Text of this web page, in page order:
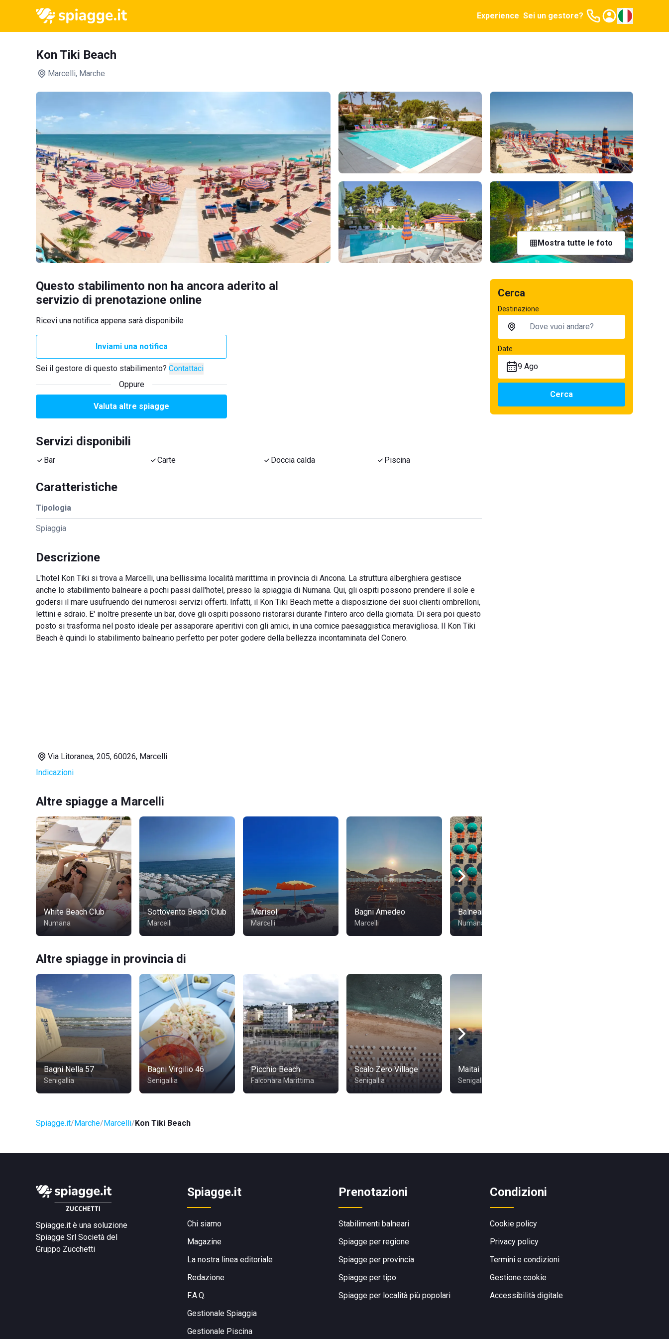
Experience Sei un gestore?
Kon Tiki Beach
Marcelli, Marche
Mostra tutte le foto
Questo stabilimento non ha ancora aderito al
servizio di prenotazione online
Ricevi una notifica appena sarà disponibile
Inviami una notifica
Sei il gestore di questo stabilimento? Contattaci
Oppure
Valuta altre spiagge
Servizi disponibili
Bar Carte Doccia calda Piscina
Caratteristiche
Tipologia
Spiaggia
Descrizione
L'hotel Kon Tiki si trova a Marcelli, una bellissima località marittima in provincia di Ancona. La struttura alberghiera gestisce
anche lo stabilimento balneare a pochi passi dall'hotel, presso la spiaggia di Numana. Qui, gli ospiti possono prendere il sole e
godersi il mare usufruendo dei numerosi servizi offerti. Infatti, il Kon Tiki Beach mette a disposizione dei suoi clienti ombrelloni,
lettini e sdraio. E' inoltre presente un bar, dove gli ospiti possono ristorarsi durante l'intero arco della giornata. Di sera poi questo
posto si trasforma nel posto ideale per assaporare aperitivi con gli amici, in una cornice paesaggistica meravigliosa. Il Kon Tiki
Beach è quindi lo stabilimento balneario perfetto per poter godere della bellezza incontaminata del Conero.
Via Litoranea, 205, 60026, Marcelli
Indicazioni
Altre spiagge a Marcelli
White Beach Club
Numana
Sottovento Beach Club
Marcelli
Marisol
Marcelli
Bagni Amedeo
Marcelli
Balneare Europa
Numana
Altre spiagge in provincia di
Bagni Nella 57
Senigallia
Bagni Virgilio 46
Senigallia
Picchio Beach
Falconara Marittima
Scalo Zero Village
Senigallia
Maitai
Senigallia
Spiagge.it Marche Marcelli Kon Tiki Beach
Cerca
Destinazione
Date
9 Ago
Cerca
Spiagge.it è una soluzione
Spiagge Srl Società del
Gruppo Zucchetti
Spiagge.it
Chi siamo
Magazine
La nostra linea editoriale
Redazione
F.A.Q.
Gestionale Spiaggia
Gestionale Piscina
Prenotazioni
Stabilimenti balneari
Spiagge per regione
Spiagge per provincia
Spiagge per tipo
Spiagge per località più popolari
Condizioni
Cookie policy
Privacy policy
Termini e condizioni
Gestione cookie
Accessibilità digitale